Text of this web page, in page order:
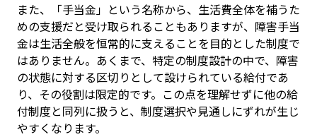
また、「手当金」という名称から、生活費全体を補うた
めの支援だと受け取られることもありますが、障害手当
金は生活全般を恒常的に支えることを目的とした制度で
はありません。あくまで、特定の制度設計の中で、障害
の状態に対する区切りとして設けられている給付であ
り、その役割は限定的です。この点を理解せずに他の給
付制度と同列に扱うと、制度選択や見通しにずれが生じ
やすくなります。